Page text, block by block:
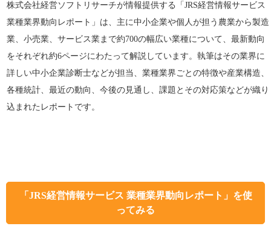
株式会社経営ソフトリサーチが情報提供する「JRS経営情報サービス
業種業界動向レポート」は、主に中小企業や個人が担う農業から製造
業、小売業、サービス業まで約700の幅広い業種について、最新動向
をそれぞれ約6ページにわたって解説しています。執筆はその業界に
詳しい中小企業診断士などが担当、業種業界ごとの特徴や産業構造、
各種統計、最近の動向、今後の見通し、課題とその対応策などが織り
込まれたレポートです。
「JRS経営情報サービス 業種業界動向レポート」を使
ってみる